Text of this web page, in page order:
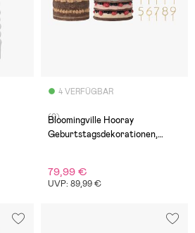
4 VERFÜGBAR
(0)
Bloomingville Hooray
Geburtstagsdekorationen,
79,99 €
UVP: 89,99 €